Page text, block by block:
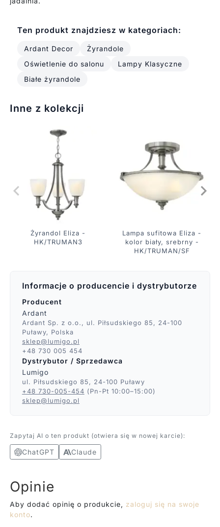
Ten produkt znajdziesz w kategoriach:
Ardant Decor
Żyrandole
Oświetlenie do salonu
Lampy Klasyczne
Białe żyrandole
Inne z kolekcji
Żyrandol Eliza -
HK/TRUMAN3
Lampa sufitowa Eliza -
kolor biały, srebrny -
HK/TRUMAN/SF
Informacje o producencie i dystrybutorze
Producent
Ardant
Ardant Sp. z o.o., ul. Piłsudskiego 85, 24-100
Puławy, Polska
sklep@lumigo.pl
+48 730 005 454
Dystrybutor / Sprzedawca
Lumigo
ul. Piłsudskiego 85, 24-100 Puławy
+48 730-005-454 (Pn-Pt 10:00–15:00)
sklep@lumigo.pl
Zapytaj AI o ten produkt (otwiera się w nowej karcie):
ChatGPT Claude
Opinie
Aby dodać opinię o produkcie, zaloguj się na swoje
konto.